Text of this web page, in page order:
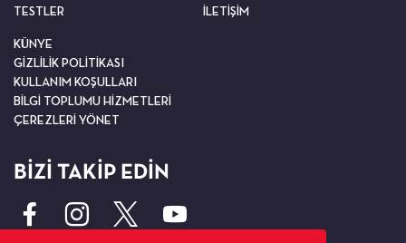
TESTLER
İLETİŞİM
KÜNYE
GİZLİLİK POLİTİKASI
KULLANIM KOŞULLARI
BİLGİ TOPLUMU HİZMETLERİ
ÇEREZLERİ YÖNET
BİZİ TAKİP EDİN